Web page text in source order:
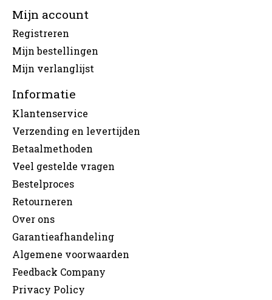
Mijn account
Registreren
Mijn bestellingen
Mijn verlanglijst
Informatie
Klantenservice
Verzending en levertijden
Betaalmethoden
Veel gestelde vragen
Bestelproces
Retourneren
Over ons
Garantieafhandeling
Algemene voorwaarden
Feedback Company
Privacy Policy